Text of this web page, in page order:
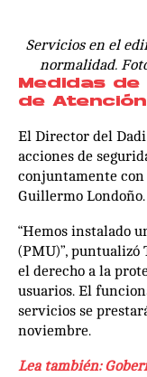
Servicios en el
normalidad.
Medidas
de Atención
El Director del
acciones de
conjuntamente con
Guillermo Londoño.
“Hemos instalado
(PMU)”,
el derecho a la
usuarios. El
servicios se
noviembre.
Lea también: